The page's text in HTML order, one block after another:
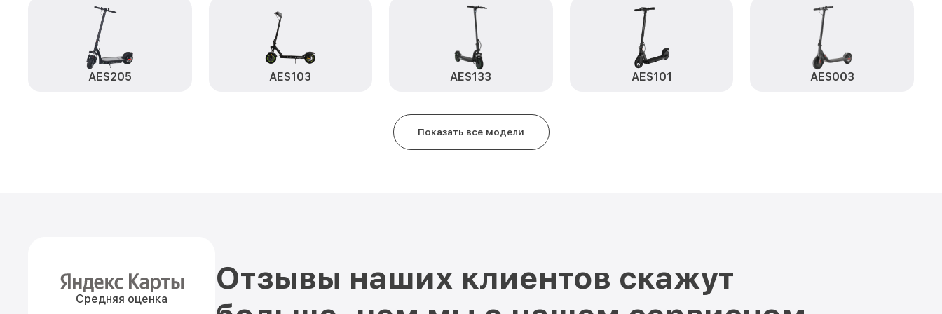
Замена элемента освещения AES001 Acer
AES205 AES103 AES133 AES101 AES003
Показать все модели
Средняя оценка
Отзывы наших клиентов скажут